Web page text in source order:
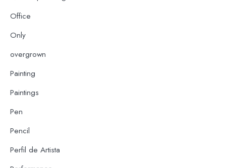
Office
Only
overgrown
Painting
Paintings
Pen
Pencil
Perfil de Artista